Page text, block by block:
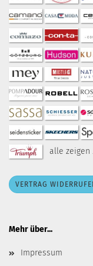
alle zeigen
VERTRAG
Mehr über...
Impressum